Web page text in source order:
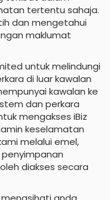
tertentu sahaja.
dan mengetahui
maklumat
untuk melindungi
di luar kawalan
kawalan ke
dan perkara
mengakses iBiz
keselamatan
melalui emel,
diakses secara